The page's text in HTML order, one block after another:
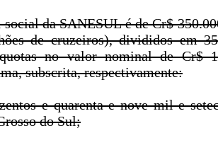
da SANESUL é de Cr$
de cruzeiros), divididos em
no valor nominal de Cr$
subscrita, respectivamente:
e quarenta e nove mil e
do Sul;